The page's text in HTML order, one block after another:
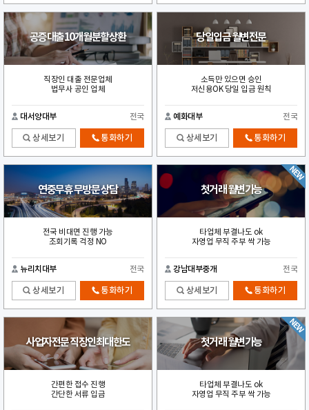
공증대출10개월분할상환
직장인 대출 전문업체
법무사 공인 업체
대서양대부 전국
상세보기 통화하기
당일입금 월변전문
소득만 있으면 승인
저신용OK 당일 입금 원칙
예화대부 전국
상세보기 통화하기
연중무휴 무방문 상담
전국 비대면 진행 가능
조회기록 걱정 NO
뉴리치대부 전국
상세보기 통화하기
첫거래 월변가능
타업체 부결나도 ok
자영업 무직 주부 싹 가능
강남대부중개 전국
상세보기 통화하기
사업자전문 직장인최대한도
간편한 접수 진행
간단한 서류 입금
첫거래 월변가능
타업체 부결나도 ok
자영업 무직 주부 싹 가능